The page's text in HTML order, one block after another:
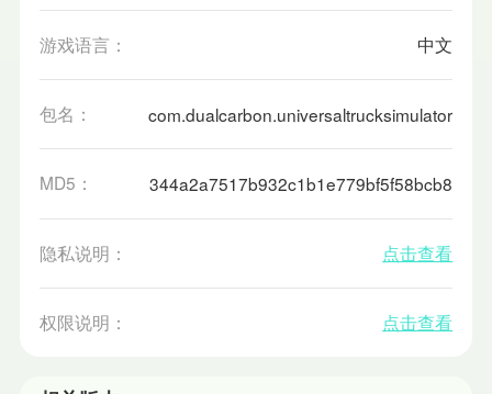
游戏语言： 中文
包名： com.dualcarbon.universaltrucksimulator
MD5： 344a2a7517b932c1b1e779bf5f58bcb8
隐私说明： 点击查看
权限说明： 点击查看